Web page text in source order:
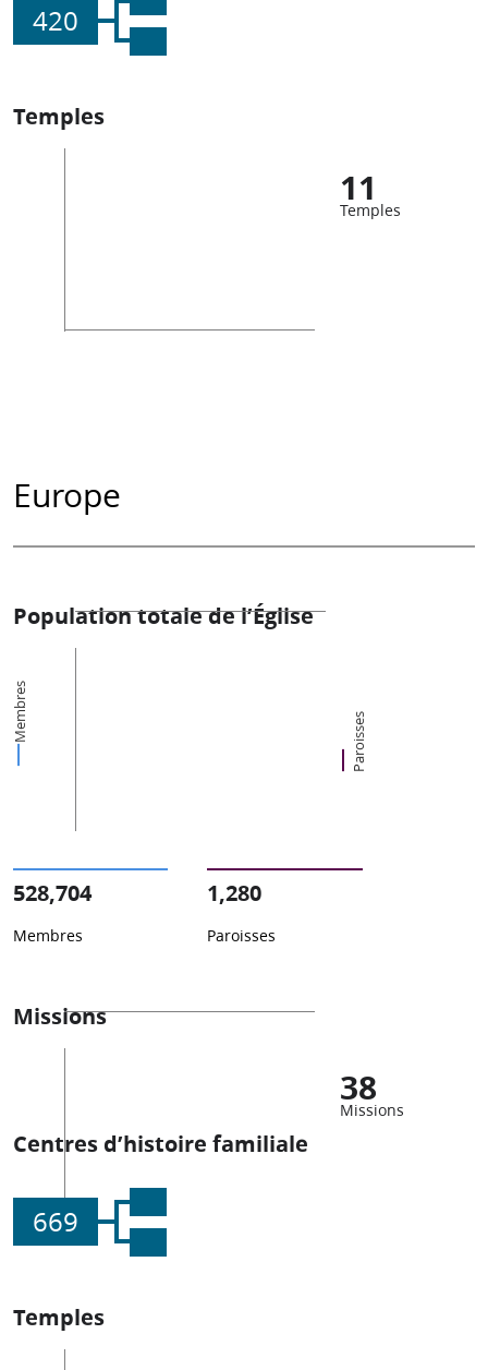
420
Temples
11
Temples
Europe
Population totale de l’Église
Membres Paroisses
528,704
Membres
1,280
Paroisses
Missions
38
Missions
Centres d’histoire familiale
669
Temples